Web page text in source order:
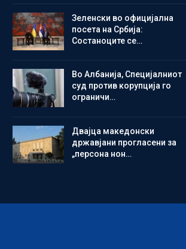
Зеленски во официјална
посета на Србија:
Состаноците се…
Во Албанија, Специјалниот
суд против корупција го
ограничи…
Двајца македонски
државјани прогласени за
„персона нон…